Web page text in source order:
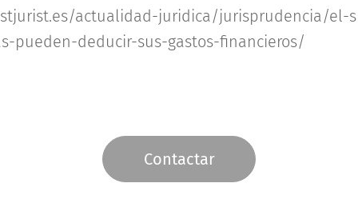
actualidad-juridica/jurisprudencia/el-
pueden-deducir-sus-gastos-financieros/
Contactar